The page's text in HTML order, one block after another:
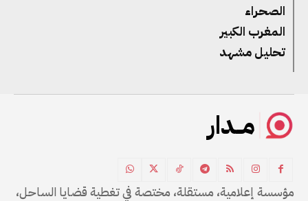
الصحراء
المغرب الكبير
تحليل مشهد
مــدار
مؤسسة إعلامية، مستقلة، مختصة في تغطية قضايا الساحل،